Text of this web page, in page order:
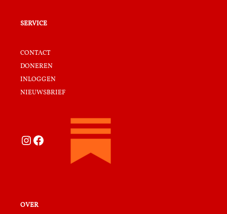
service
contact
doneren
inloggen
nieuwsbrief
Instagram Facebook
over